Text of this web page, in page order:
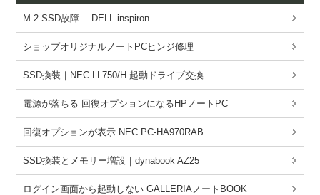
M.2 SSD故障｜ DELL inspiron
ショップオリジナルノートPCヒンジ修理
SSD換装｜NEC LL750/H 起動ドライブ交換
電源が落ちる 回復オプションになるHPノートPC
回復オプションが表示 NEC PC-HA970RAB
SSD換装とメモリー増設｜dynabook AZ25
ログイン画面から起動しない GALLERIAノートBOOK